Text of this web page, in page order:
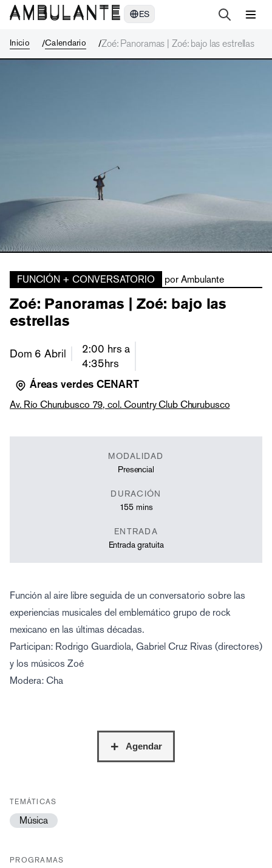
ES
Inicio Calendario Zoé: Panoramas | Zoé: bajo las estrellas
FUNCIÓN + CONVERSATORIO por Ambulante
Zoé: Panoramas | Zoé: bajo las
estrellas
Dom 6 Abril 2:00 hrs a
4:35hrs
Áreas verdes CENART
Av. Río Churubusco 79, col. Country Club Churubusco
MODALIDAD
Presencial
DURACIÓN
155 mins
ENTRADA
Entrada gratuita
Función al aire libre seguida de un conversatorio sobre las
experiencias musicales del emblemático grupo de rock
mexicano en las últimas décadas.
Participan: Rodrigo Guardiola, Gabriel Cruz Rivas (directores)
y los músicos Zoé
Modera: Cha
TEMÁTICAS
Música
PROGRAMAS
Zoé: Panoramas | Zoé: bajo las estrellas